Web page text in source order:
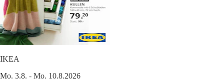
IKEA
Mo. 3.8. - Mo. 10.8.2026